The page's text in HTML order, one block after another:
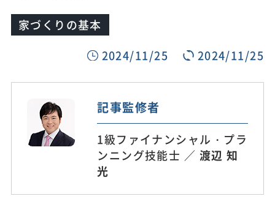
家づくりの基本
2024/11/25
2024/11/25
記事監修者
1級ファイナンシャル・プラ
ンニング技能士 ／ 渡辺 知
光